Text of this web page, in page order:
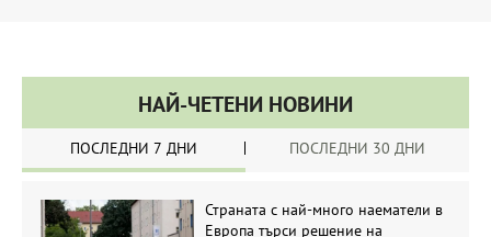
НАЙ-ЧЕТЕНИ НОВИНИ
ПОСЛЕДНИ 7 ДНИ ПОСЛЕДНИ 30 ДНИ
Страната с най-много наематели в
Европа търси решение на